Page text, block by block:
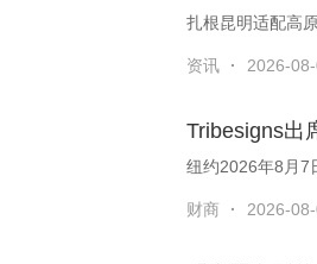
资讯 · 2026-
Tribesigns出
纽约2026年8月7
财商 · 2026-